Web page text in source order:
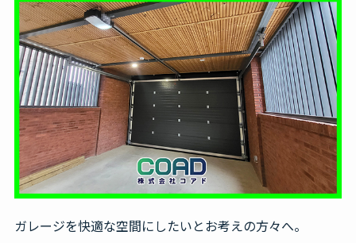
ガレージを快適な空間にしたいとお考えの方々へ。